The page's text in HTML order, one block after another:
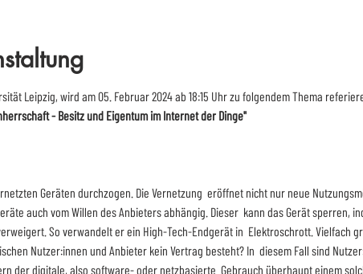
Leipzig, wird am 05. Februar 2024 ab 18:15 Uhr zu folgendem Thema
- Besitz und Eigentum im Internet der Dinge"
Geräten durchzogen. Die Vernetzung  eröffnet nicht nur neue
auch vom Willen des Anbieters abhängig. Dieser  kann das Gerät sperren,
So verwandelt er ein High-Tech-Endgerät in  Elektroschrott. Vielfach
Nutzer:innen und Anbieter kein Vertrag besteht? In  diesem Fall sind
der digitale, also software- oder netzbasierte  Gebrauch überhaupt einem